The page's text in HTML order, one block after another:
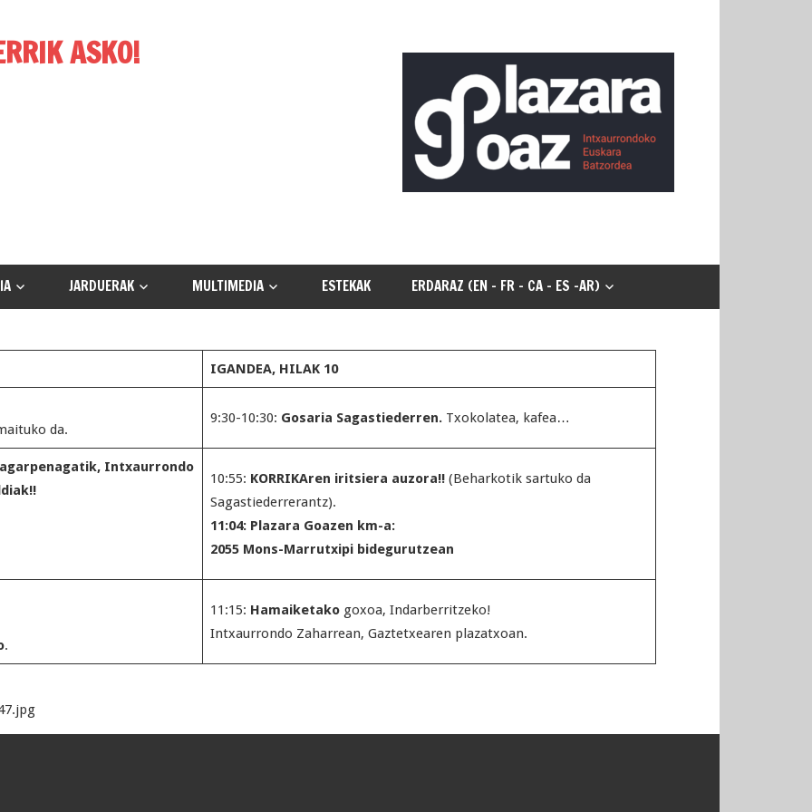
ASKO!
JARDUERAK MULTIMEDIA ESTEKAK ERDARAZ (EN - FR - CA - ES -AR)
IGANDEA, HILAK 10
da.
9:30-10:30: Gosaria Sagastiederren. Txokolatea, kafea…
Intxaurrondo
10:55: KORRIKAren iritsiera auzora!! (Beharkotik sartuko da
Sagastiederrerantz).
11:04: Plazara Goazen km-a:
2055 Mons-Marrutxipi bidegurutzean
.
11:15: Hamaiketakogoxoa, Indarberritzeko!
Intxaurrondo Zaharrean, Gaztetxearen plazatxoan.